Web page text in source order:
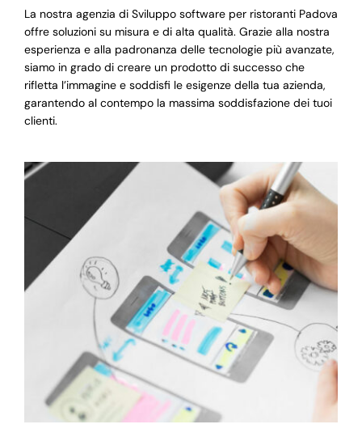
La nostra agenzia di Sviluppo software per ristoranti Padova
offre soluzioni su misura e di alta qualità. Grazie alla nostra
esperienza e alla padronanza delle tecnologie più avanzate,
siamo in grado di creare un prodotto di successo che
rifletta l’immagine e soddisfi le esigenze della tua azienda,
garantendo al contempo la massima soddisfazione dei tuoi
clienti.